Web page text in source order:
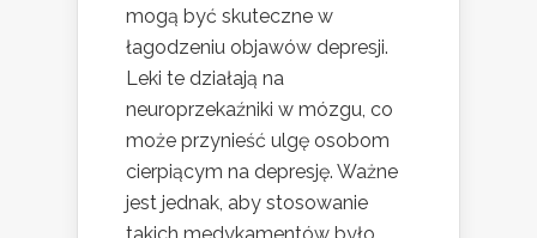
mogą być skuteczne w
łagodzeniu objawów depresji.
Leki te działają na
neuroprzekaźniki w mózgu, co
może przynieść ulgę osobom
cierpiącym na depresję. Ważne
jest jednak, aby stosowanie